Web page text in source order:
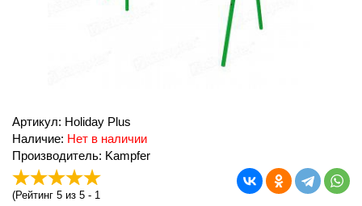
Артикул: Holiday Plus
Наличие: Нет в наличии
Производитель: Kampfer
(Рейтинг 5 из 5 - 1